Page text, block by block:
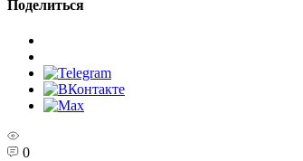
Поделиться
0